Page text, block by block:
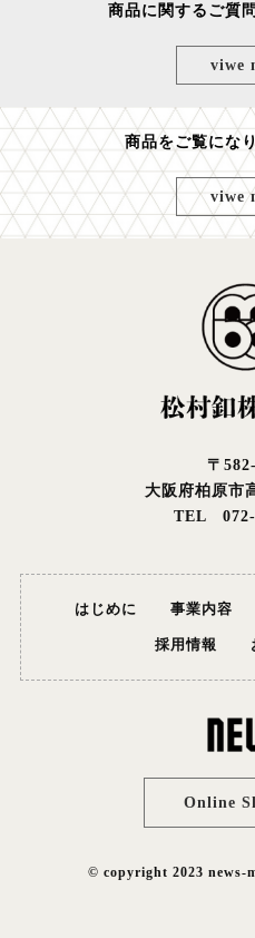
商品に関するご質
viwe
商品をご覧にな
viwe
〒
大阪府柏原市
TEL 072-
はじめに 事業内容
採用情報
Online
© copyright 2023 news-